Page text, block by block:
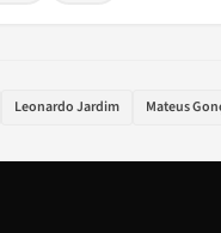
Leonardo Jardim Mateus